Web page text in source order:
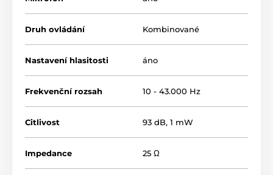
Dynamické meniče s patentovanou
Druh ovládání Kombinované
Nastavení hlasitosti áno
Frekvenční rozsah 10 - 43.000 Hz
Citlivost 93 dB, 1 mW
Impedance 25 Ω